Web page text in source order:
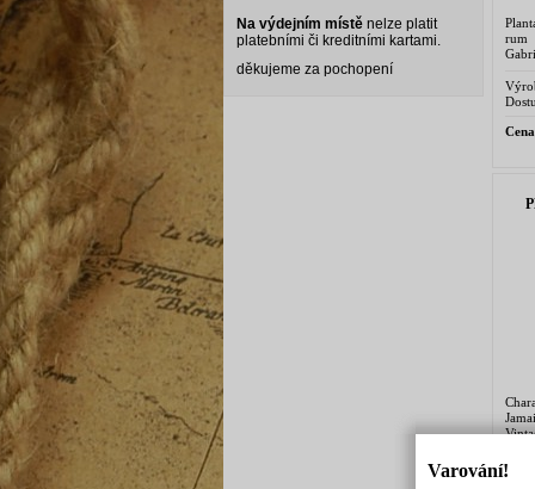
Na výdejním místě nelze platit
platebními či kreditními kartami.
děkujeme za pochopení
rum
Varování!